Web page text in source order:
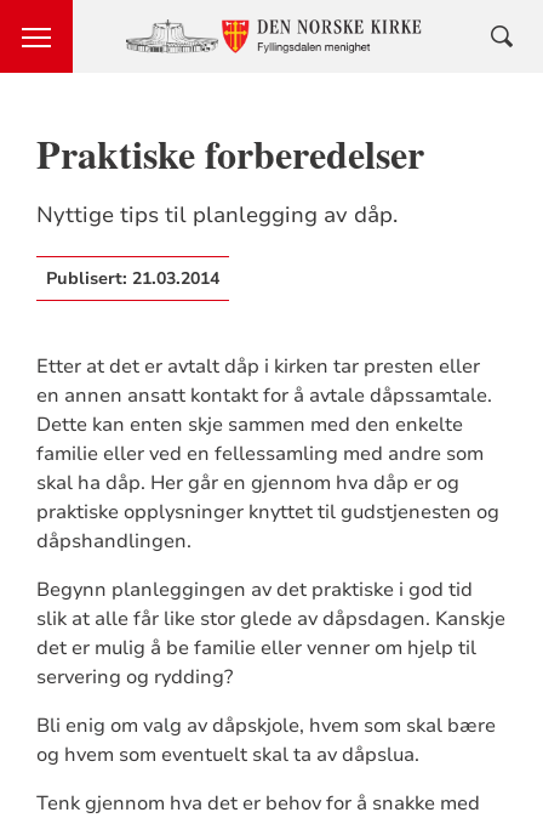
Praktiske forberedelser
Nyttige tips til planlegging av dåp.
Publisert: 21.03.2014
Etter at det er avtalt dåp i kirken tar presten eller
en annen ansatt kontakt for å avtale dåpssamtale.
Dette kan enten skje sammen med den enkelte
familie eller ved en fellessamling med andre som
skal ha dåp. Her går en gjennom hva dåp er og
praktiske opplysninger knyttet til gudstjenesten og
dåpshandlingen.
Begynn planleggingen av det praktiske i god tid
slik at alle får like stor glede av dåpsdagen. Kanskje
det er mulig å be familie eller venner om hjelp til
servering og rydding?
Bli enig om valg av dåpskjole, hvem som skal bære
og hvem som eventuelt skal ta av dåpslua.
Tenk gjennom hva det er behov for å snakke med